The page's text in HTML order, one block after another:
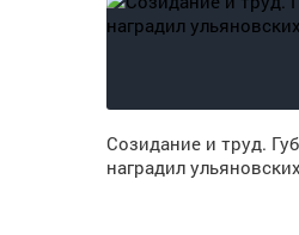
Созидание и труд.
наградил